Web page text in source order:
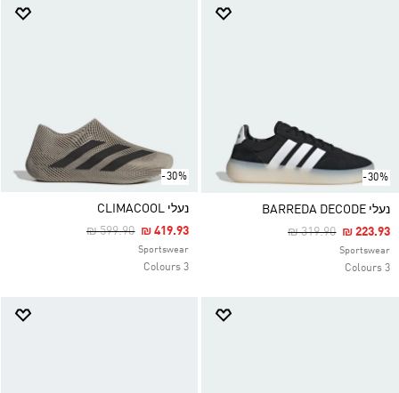
-30%
נעלי BARREDA DECODE
Price Reduced From
₪ 319.90To₪ 223.93
Sportswear
3 Colours
-30%
נעלי CLIMACOOL
Price Reduced From
₪ 599.90To₪ 419.93
Sportswear
3 Colours